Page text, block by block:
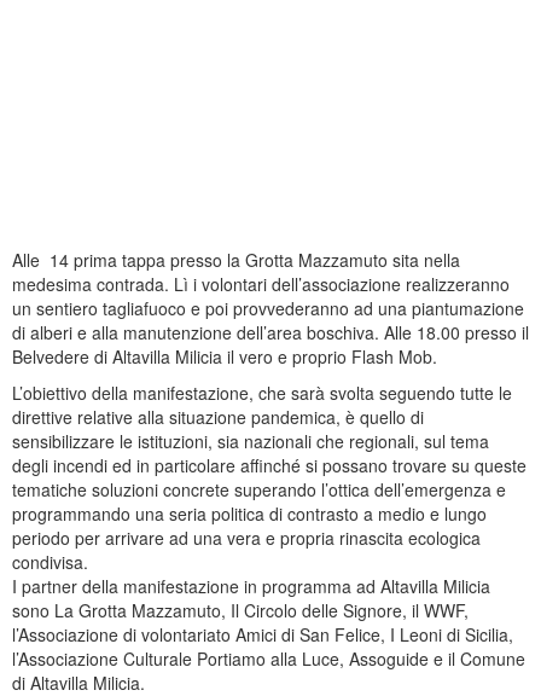
Alle 14 prima tappa presso la Grotta Mazzamuto sita nella
medesima contrada. Lì i volontari dell’associazione realizzeranno
un sentiero tagliafuoco e poi provvederanno ad una piantumazione
di alberi e alla manutenzione dell’area boschiva. Alle 18.00 presso il
Belvedere di Altavilla Milicia il vero e proprio Flash Mob.
L’obiettivo della manifestazione, che sarà svolta seguendo tutte le
direttive relative alla situazione pandemica, è quello di
sensibilizzare le istituzioni, sia nazionali che regionali, sul tema
degli incendi ed in particolare affinché si possano trovare su queste
tematiche soluzioni concrete superando l’ottica dell’emergenza e
programmando una seria politica di contrasto a medio e lungo
periodo per arrivare ad una vera e propria rinascita ecologica
condivisa.
I partner della manifestazione in programma ad Altavilla Milicia
sono La Grotta Mazzamuto, Il Circolo delle Signore, il WWF,
l’Associazione di volontariato Amici di San Felice, I Leoni di Sicilia,
l’Associazione Culturale Portiamo alla Luce, Assoguide e il Comune
di Altavilla Milicia.